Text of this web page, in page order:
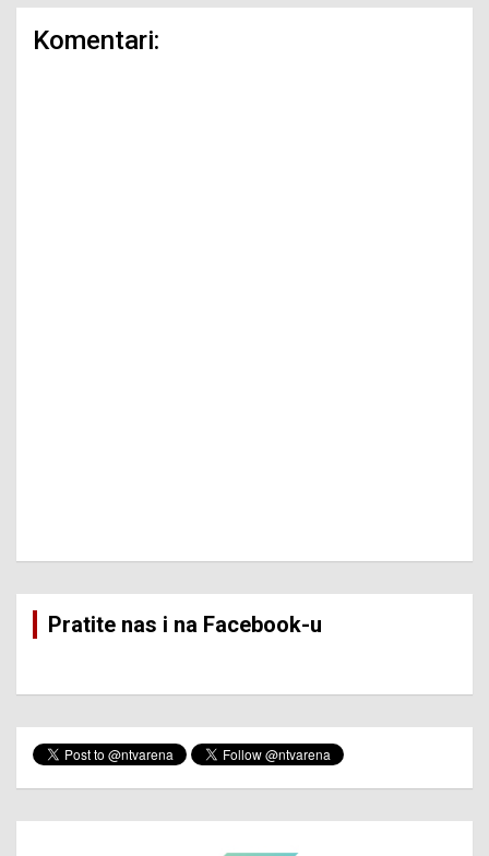
Komentari:
Pratite nas i na Facebook-u